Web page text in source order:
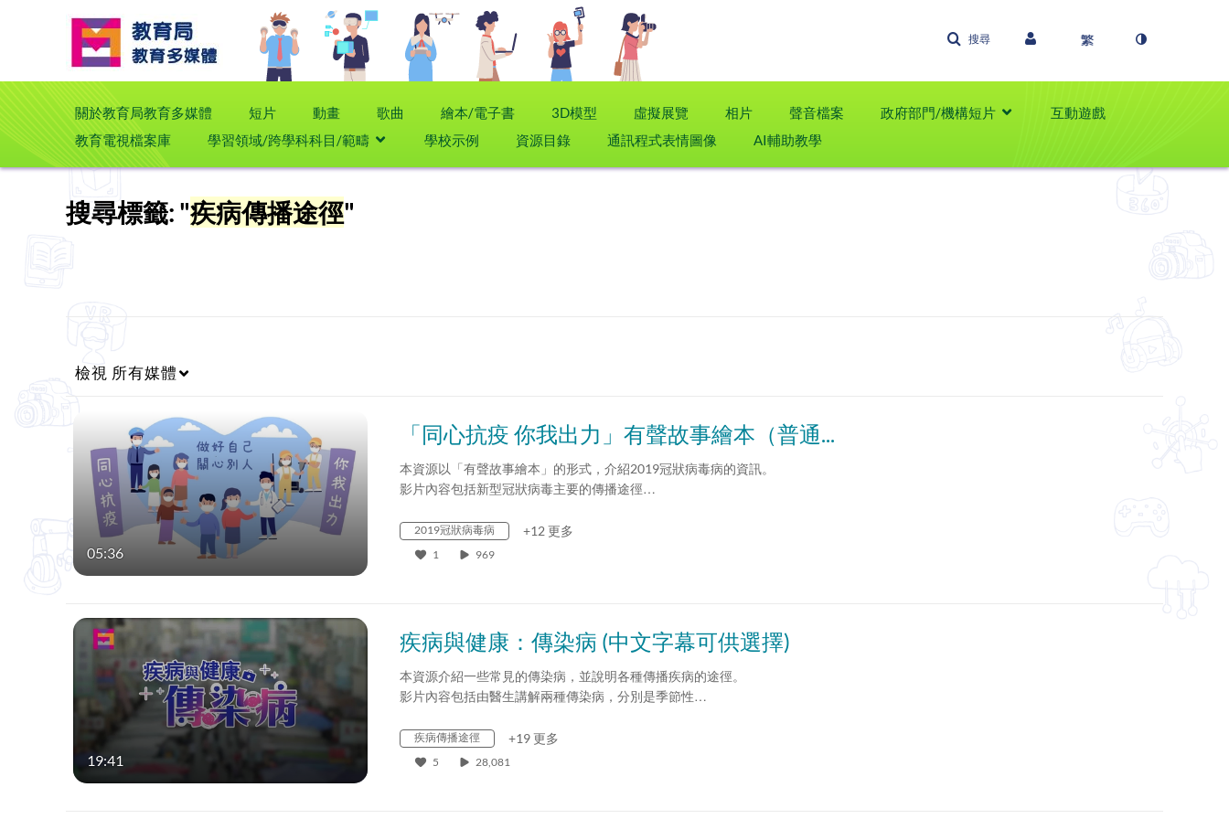
搜尋
關於教育局教育多媒體 短片 動畫 歌曲 繪本/電子書 3D模型 虛擬展覽 相片 聲音檔案 政府部門/機構短片
互動遊戲
教育電視檔案庫
學習領域/跨學科科目/範疇 學校示例 資源目錄 通訊程式表情圖像 AI輔助教學
搜尋標籤: "疾病傳播途徑"
檢視 所有媒體
05:36
「同心抗疫 你我出力」有聲故事繪本（普通話版）（中、英文字幕可供選擇）
本資源以「有聲故事繪本」的形式，介紹2019冠狀病毒病的資訊。
影片內容包括新型冠狀病毒主要的傳播途徑…
2019冠狀病毒病 +12 更多
1 969
19:41
疾病與健康：傳染病 (中文字幕可供選擇)
本資源介紹一些常見的傳染病，並說明各種傳播疾病的途徑。
影片內容包括由醫生講解兩種傳染病，分別是季節性…
疾病傳播途徑 +19 更多
5 28,081